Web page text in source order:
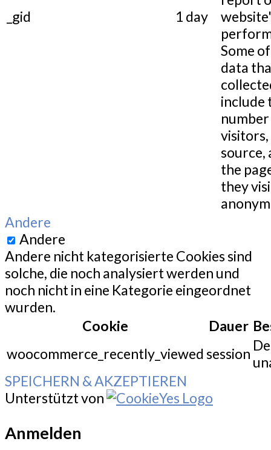
_gid 1 day
Some
data
include
source,
the
they
Andere
Andere
Andere nicht kategorisierte Cookies sind
solche, die noch analysiert werden und
noch nicht in eine Kategorie eingeordnet
wurden.
Cookie
Dauer
woocommerce_recently_viewed session
SPEICHERN & AKZEPTIEREN
Unterstützt von
Anmelden